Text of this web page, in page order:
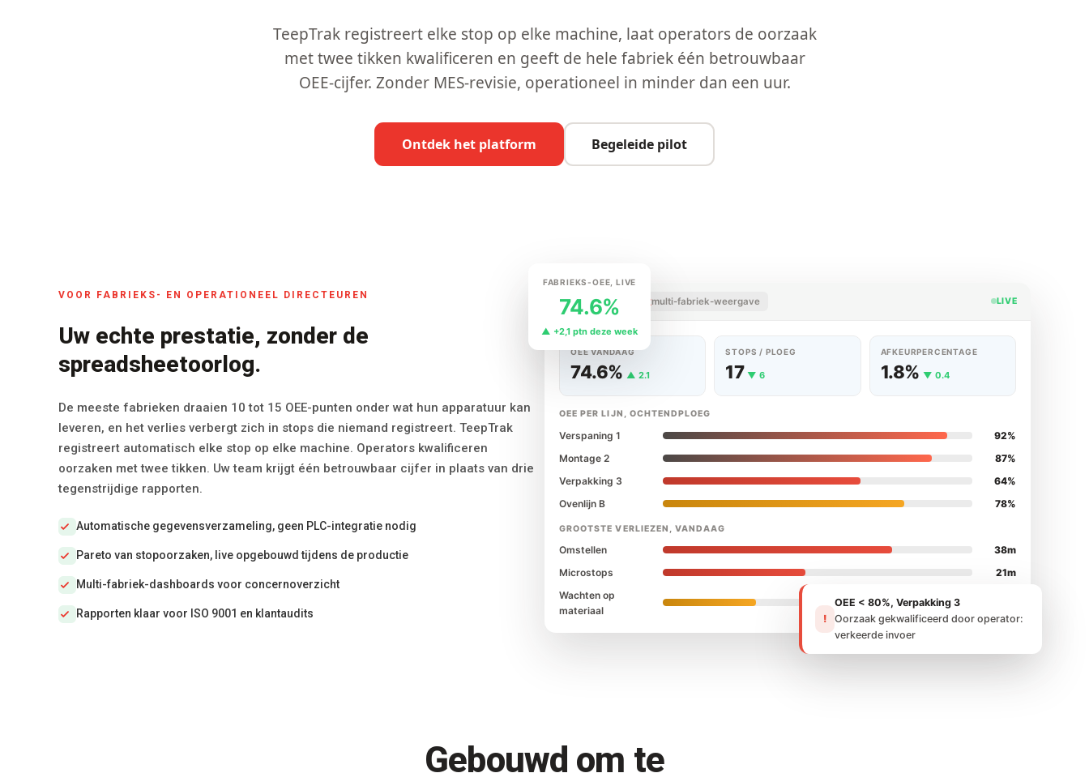
TeepTrak registreert elke stop op elke machine, laat operators de oorzaak
met twee tikken kwalificeren en geeft de hele fabriek één betrouwbaar
OEE-cijfer. Zonder MES-revisie, operationeel in minder dan een uur.
Ontdek het platform Begeleide pilot
VOOR FABRIEKS- EN OPERATIONEEL DIRECTEUREN
Uw echte prestatie, zonder de
spreadsheetoorlog.
De meeste fabrieken draaien 10 tot 15 OEE-punten onder wat hun apparatuur kan
leveren, en het verlies verbergt zich in stops die niemand registreert. TeepTrak
registreert automatisch elke stop op elke machine. Operators kwalificeren
oorzaken met twee tikken. Uw team krijgt één betrouwbaar cijfer in plaats van drie
tegenstrijdige rapporten.
Automatische gegevensverzameling, geen PLC-integratie nodig
Pareto van stopoorzaken, live opgebouwd tijdens de productie
Multi-fabriek-dashboards voor concernoverzicht
Rapporten klaar voor ISO 9001 en klantaudits
FABRIEKS-OEE, LIVE
74.6%
▲ +2,1 ptn deze week
multi-fabriek-weergave LIVE
OEE VANDAAG
74.6% ▲ 2.1
STOPS / PLOEG
17 ▼ 6
AFKEURPERCENTAGE
1.8% ▼ 0.4
OEE PER LIJN, OCHTENDPLOEG
Verspaning 1
92%
Montage 2
87%
Verpakking 3
64%
Ovenlijn B
78%
GROOTSTE VERLIEZEN, VANDAAG
Omstellen
38m
Microstops
21m
Wachten op
materiaal
!
OEE < 80%, Verpakking 3
Oorzaak gekwalificeerd door operator:
verkeerde invoer
Gebouwd om te